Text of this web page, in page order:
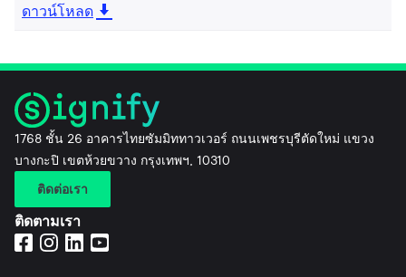
ดาวน์โหลด
1768 ชั้น 26 อาคารไทยซัมมิททาวเวอร์ ถนนเพชรบุรีตัดใหม่ แขวง
บางกะปิ เขตห้วยขวาง กรุงเทพฯ, 10310
ติดต่อเรา
ติดตามเรา